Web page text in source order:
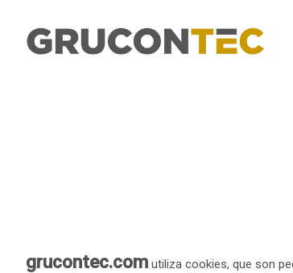
grucontec.com utiliza cookies, que son